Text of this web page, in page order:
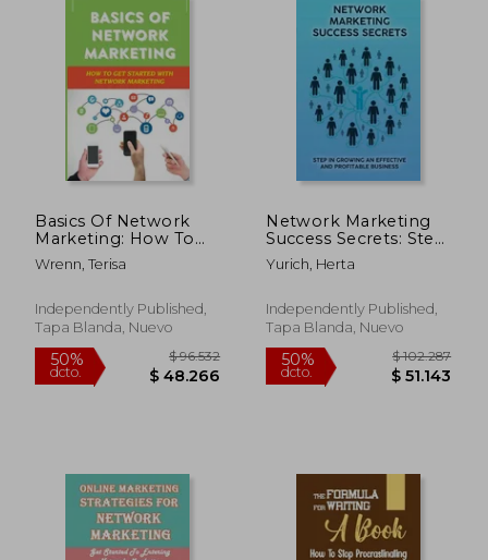
Basics Of Network
Marketing: How To
Get Started With
Network Marketing:
Network Marketing
Business (en Inglés)
Wrenn, Terisa
Independently Published,
Tapa Blanda, Nuevo
Network Marketing
Success Secrets: Step
In Growing An
Effective And
Success Strategies
For Network
Yurich, Herta
Independently Published,
Tapa Blanda, Nuevo